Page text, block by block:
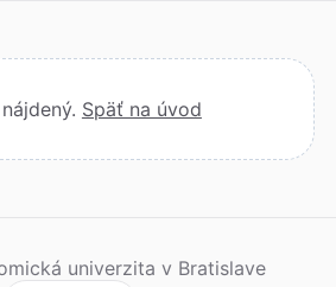
Späť na úvod
univerzita v Bratislave